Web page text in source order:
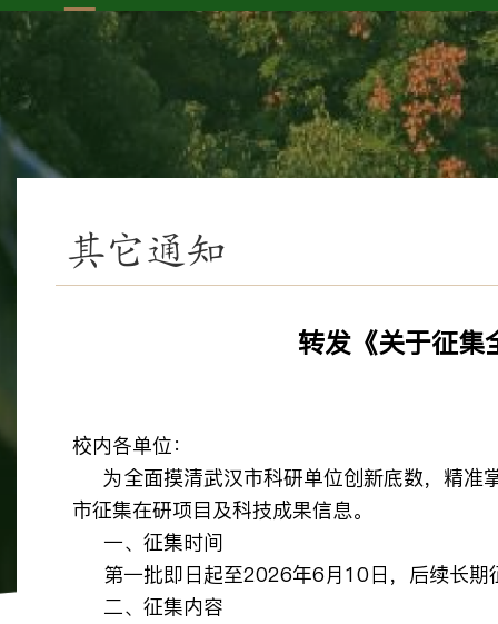
其它通知
转发《关于征集
校内各单位：
为全面摸清武汉市科研单位创新底数，精准
市征集在研项目及科技成果信息。
一、征集时间
第一批即日起至2026年6月10日，后续长期
二、征集内容